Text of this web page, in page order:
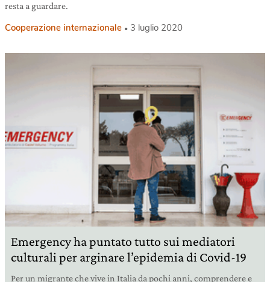
resta a guardare.
Cooperazione internazionale 3 luglio 2020
Emergency ha puntato tutto sui mediatori
culturali per arginare l’epidemia di Covid-19
Per un migrante che vive in Italia da pochi anni, comprendere e